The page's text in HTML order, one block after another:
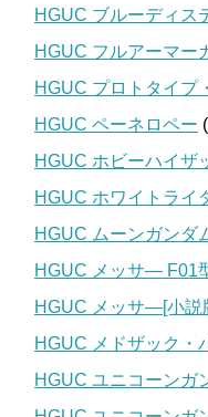
HGUC ブルーディス
HGUC フルアーマー
HGUC プロトタイプ
HGUC ペーネロペー
HGUC ホビーハイザ
HGUC ホワイトライ
HGUC ムーンガンダ
HGUC メッサ― F01
HGUC メッサ―[小説
HGUC メドザック・
HGUC ユニコーンガ